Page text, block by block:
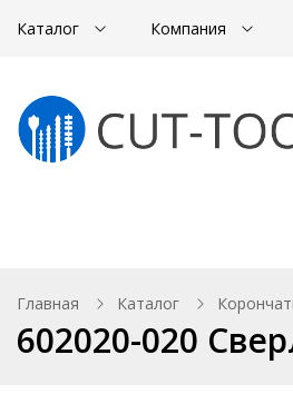
Каталог Компания
Главная Каталог
602020-020